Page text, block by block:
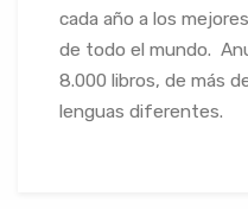
cada año a los
de todo el mundo.
8.000 libros, de más
lenguas diferentes.